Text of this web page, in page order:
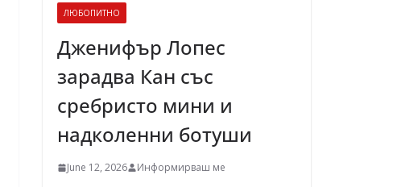
ЛЮБОПИТНО
Дженифър Лопес
зарадва Кан със
сребристо мини и
надколенни ботуши
June 12, 2026 Информирваш ме